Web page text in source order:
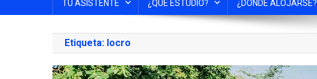
TU ASISTENTE ¿QUÉ ESTUDIO? ¿DÓNDE ALOJARSE?
Etiqueta: locro